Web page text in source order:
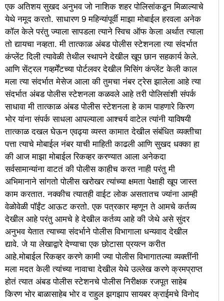
एक अतिशय सुखद अनुभव जो नाशिक शहर पोलिसांकडून मिळाल्याचे
येथे नमूद करतो. साधारण 9 महिन्यांपूर्वी माझा मोबाईल हरवला अनेक
कॉल केले परंतु ज्याला सापडला त्याने स्विच ऑफ केला अर्थात त्याला
तो द्यायचा नव्हता. मी तात्काळ अंबड पोलीस स्टेशनला त्या संदर्भात
कंप्लेंट दिली त्यावेळी तेथील स्थापने देखील खूप छान सहकार्य केले.
आणि सेंट्रल गव्हर्मेंटच्या पोर्टलवर देखील मिसिंग कंप्लेंट केली काल
मला त्या संदर्भात मेसेज आला की तुमचा नंबर ट्रेस झालेला आहे त्या
संदर्भात अंबड पोलीस स्टेशनला कळवले आहे तरी पोलिसांशी संपर्क
साधावा मी तात्काळ अंबड पोलीस स्टेशनला हे काम पाहणारे किरण
भोर यांना संपर्क साधला आपल्याला आश्चर्य वाटेल त्यांनी याविषयी
तात्काळ दखल घेऊन एवढ्या व्यस्त कामात देखील संबंधित व्यक्तीचा
पत्ता त्याचे मोबाईल नंबर याची माहिती काढली आणि सुखद धक्का हा
की आज माझा मोबाईल रिकव्हर करण्यात आला अनेकदा
सर्वसामान्यांना वाटतं की पोलीस काहीच करत नाही परंतु मी
अभिमानाने सांगतो पोलीस खरोखर त्यांच्या क्षमता पेक्षाही खूप जास्त
काम करतात. नक्कीच त्यातही वाईट लोक असतातच ज्यांना आम्ही
वेळोवेळी पॉईंट आऊट करतो. एक पत्रकार म्हणून ते आमचे कर्तव्य
देखील आहे परंतु आमचे हे देखील कर्तव्य आहे की जेथे असे सुंदर
अनुभव येतात त्याच्या संदर्भाने पोलीस विभागाला धन्यवाद देखील
द्यावे. जे या लेखाद्वारे देण्याचा एक छोटासा प्रयत्न करीत
आहे.मोबाईल रिकव्हर करणे कामी ज्या पोलीस विभागातल्या व्यक्तींनी
मला मदत केली त्यांच्या नावाचा देखील येथे उल्लेख करणे क्रमप्राप्त
होतं त्यात अंबड पोलीस स्टेशनचे पोलीस निरीक्षक रजपूत साहेब
किरण भोर बाळासाहेब भोर व राहुल झगझाप सायबर क्राईमचे विनोद